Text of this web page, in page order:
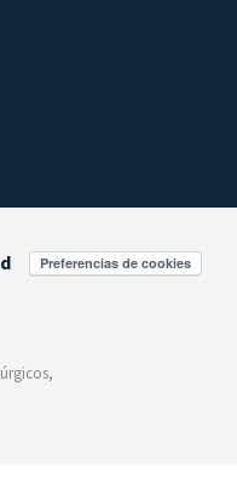
Preferencias de cookies